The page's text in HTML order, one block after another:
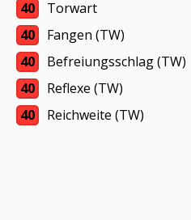
40
Torwart
40
Fangen (TW)
40
Befreiungsschlag (TW)
40
Reflexe (TW)
40
Reichweite (TW)